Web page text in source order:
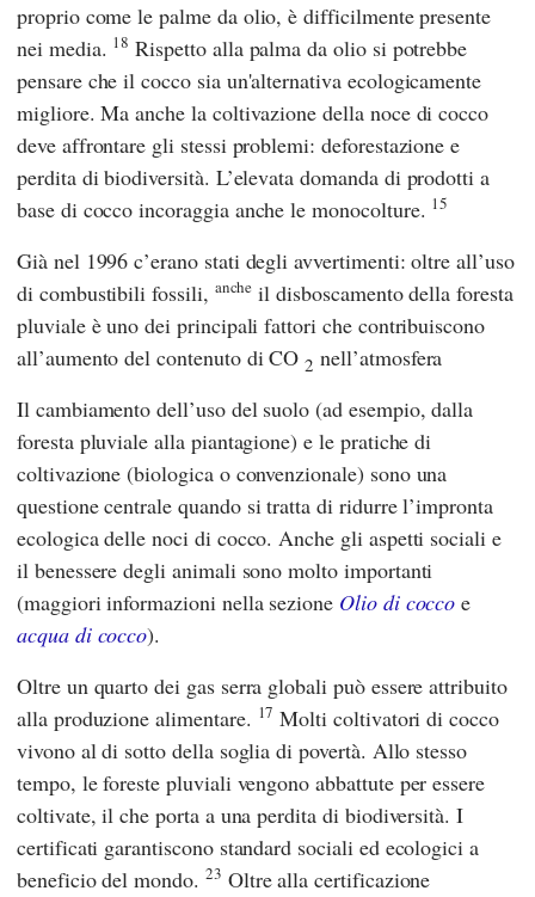
proprio come le palme da olio, è difficilmente presente
nei media. 18 Rispetto alla palma da olio si potrebbe
pensare che il cocco sia un'alternativa ecologicamente
migliore. Ma anche la coltivazione della noce di cocco
deve affrontare gli stessi problemi: deforestazione e
perdita di biodiversità. L’elevata domanda di prodotti a
base di cocco incoraggia anche le monocolture. 15
Già nel 1996 c’erano stati degli avvertimenti: oltre all’uso
di combustibili fossili, anche il disboscamento della foresta
pluviale è uno dei principali fattori che contribuiscono
all’aumento del contenuto di CO2 nell’atmosfera
Il cambiamento dell’uso del suolo (ad esempio, dalla
foresta pluviale alla piantagione) e le pratiche di
coltivazione (biologica o convenzionale) sono una
questione centrale quando si tratta di ridurre l’impronta
ecologica delle noci di cocco. Anche gli aspetti sociali e
il benessere degli animali sono molto importanti
(maggiori informazioni nella sezione Olio di cocco e
acqua di cocco).
Oltre un quarto dei gas serra globali può essere attribuito
alla produzione alimentare. 17 Molti coltivatori di cocco
vivono al di sotto della soglia di povertà. Allo stesso
tempo, le foreste pluviali vengono abbattute per essere
coltivate, il che porta a una perdita di biodiversità. I
certificati garantiscono standard sociali ed ecologici a
beneficio del mondo. 23 Oltre alla certificazione